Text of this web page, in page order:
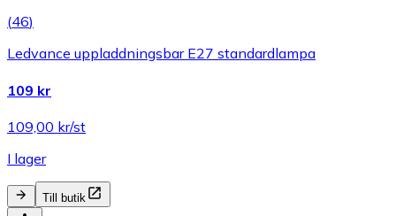
(46)
Ledvance uppladdningsbar E27 standardlampa
109 kr
109,00 kr/st
I lager
Till butik